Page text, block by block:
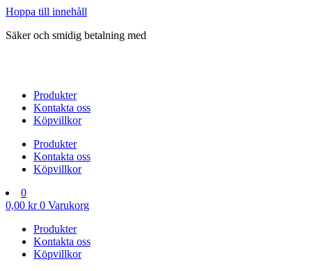
Hoppa till innehåll
Säker och smidig betalning med
Produkter
Kontakta oss
Köpvillkor
Produkter
Kontakta oss
Köpvillkor
0
0,00 kr 0 Varukorg
Produkter
Kontakta oss
Köpvillkor